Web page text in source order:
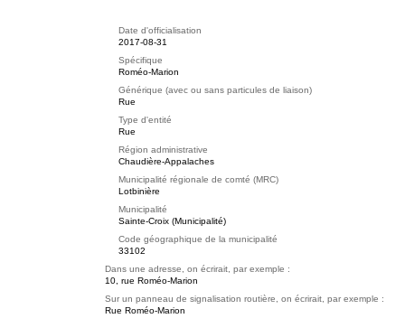
Date d'officialisation
2017-08-31
Spécifique
Roméo-Marion
Générique (avec ou sans particules de liaison)
Rue
Type d'entité
Rue
Région administrative
Chaudière-Appalaches
Municipalité régionale de comté (MRC)
Lotbinière
Municipalité
Sainte-Croix (Municipalité)
Code géographique de la municipalité
33102
Dans une adresse, on écrirait, par exemple :
10, rue Roméo-Marion
Sur un panneau de signalisation routière, on écrirait, par exemple :
Rue Roméo-Marion